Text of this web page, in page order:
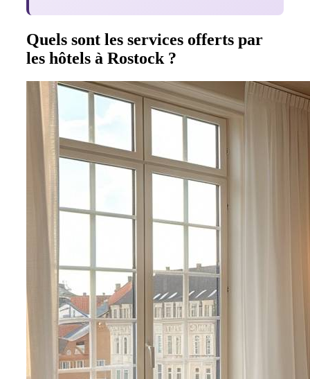
Quels sont les services offerts par
les hôtels à Rostock ?